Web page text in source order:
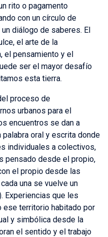
rito o pagamento
con un círculo de
diálogo de saberes. El
el arte de la
el pensamiento y el
ser el mayor desafío
esta tierra.
proceso de
urbanos para el
encuentros se dan a
oral y escrita donde
individuales a colectivos,
pensado desde el propio,
el propio desde las
una se vuelve un
Experiencias que les
ese territorio habitado por
y simbólica desde la
el sentido y el trabajo